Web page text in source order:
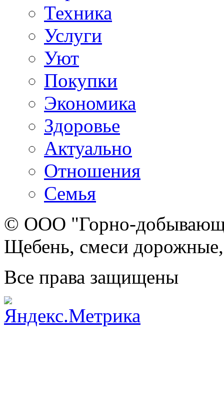
Техника
Услуги
Уют
Покупки
Экономика
Здоровье
Актуально
Отношения
Семья
© ООО "Горно-
Щебень, смеси
Все права защищены